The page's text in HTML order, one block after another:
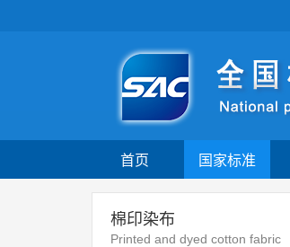
首页 国家标准
棉印染布
Printed and dyed cotton fabric